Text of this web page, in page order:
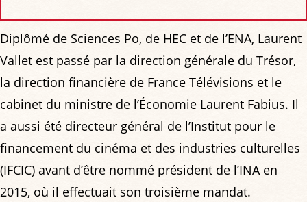
Diplômé de Sciences Po, de HEC et de l’ENA, Laurent
Vallet est passé par la direction générale du Trésor,
la direction financière de France Télévisions et le
cabinet du ministre de l’Économie Laurent Fabius. Il
a aussi été directeur général de l’Institut pour le
financement du cinéma et des industries culturelles
(IFCIC) avant d’être nommé président de l’INA en
2015, où il effectuait son troisième mandat.